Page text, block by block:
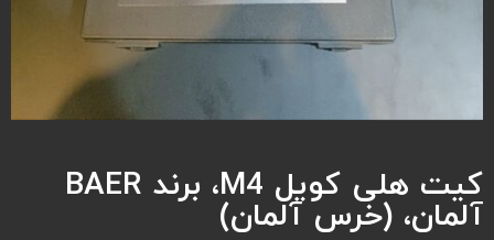
کیت هلی کویل M4، برند BAER
آلمان، (خرس آلمان)